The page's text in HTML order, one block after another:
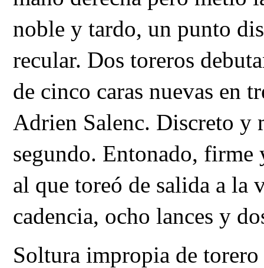
noble y tardo, un punto
recular. Dos toreros
de cinco caras nuevas en
Adrien Salenc. Discreto
segundo. Entonado, firme
al que toreó de salida a la
cadencia, ocho lances y
Soltura impropia de